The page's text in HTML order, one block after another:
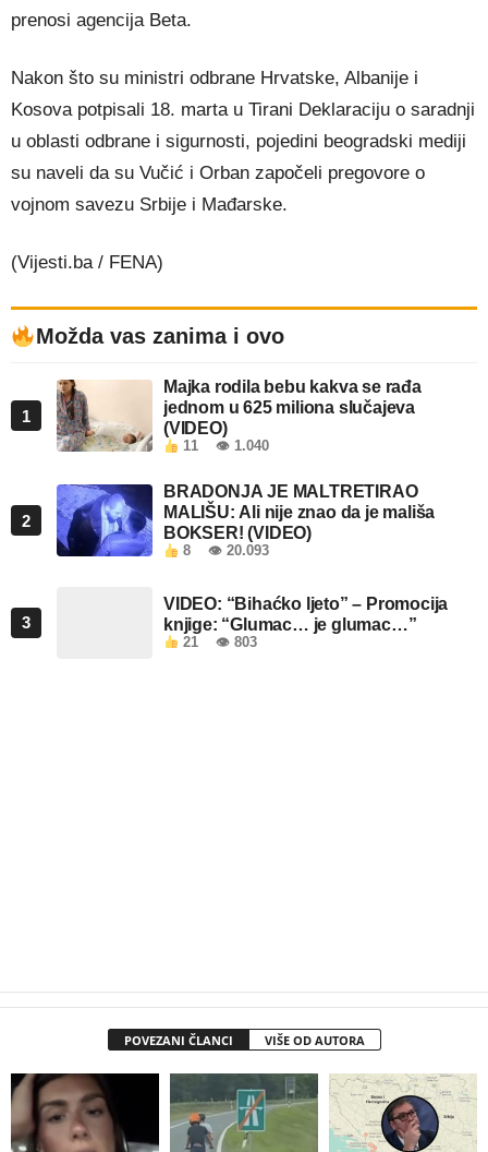
prenosi agencija Beta.
Nakon što su ministri odbrane Hrvatske, Albanije i
Kosova potpisali 18. marta u Tirani Deklaraciju o saradnji
u oblasti odbrane i sigurnosti, pojedini beogradski mediji
su naveli da su Vučić i Orban započeli pregovore o
vojnom savezu Srbije i Mađarske.
(Vijesti.ba / FENA)
Možda vas zanima i ovo
1
Majka rodila bebu kakva se rađa
jednom u 625 miliona slučajeva
(VIDEO)
11 👁 1.040
2
BRADONJA JE MALTRETIRAO
MALIŠU: Ali nije znao da je mališa
BOKSER! (VIDEO)
8 👁 20.093
3
VIDEO: “Bihaćko ljeto” – Promocija
knjige: “Glumac… je glumac…”
21 👁 803
POVEZANI ČLANCI VIŠE OD AUTORA